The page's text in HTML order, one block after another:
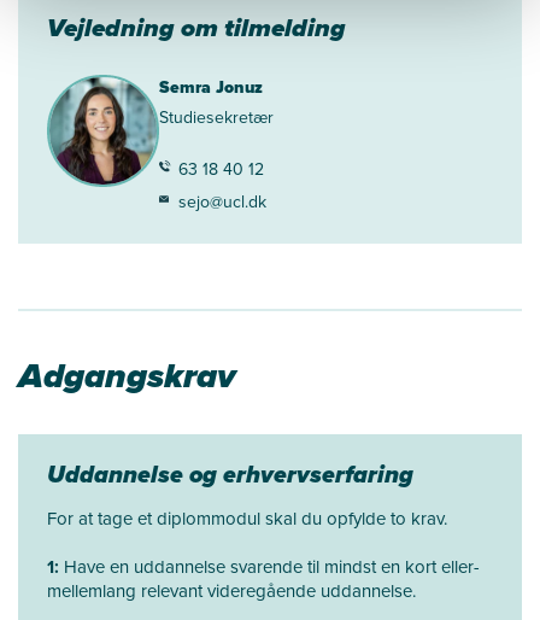
Vejledning om tilmelding
Semra Jonuz
Studiesekretær
63 18 40 12
sejo@ucl.dk
Adgangskrav
Uddannelse og erhvervserfaring
For at tage et diplommodul skal du opfylde to krav.
1: Have en uddannelse svarende til mindst en kort eller-
mellemlang relevant videregående uddannelse.